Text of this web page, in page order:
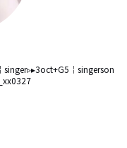
￤singerson